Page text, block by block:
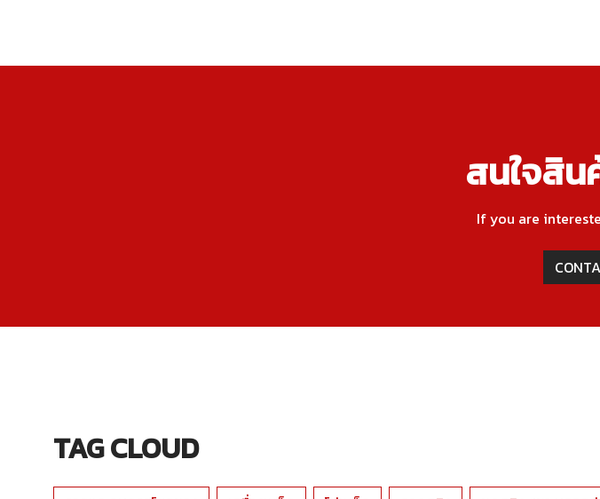
สนใจสิน
If you are
TAG CLOUD